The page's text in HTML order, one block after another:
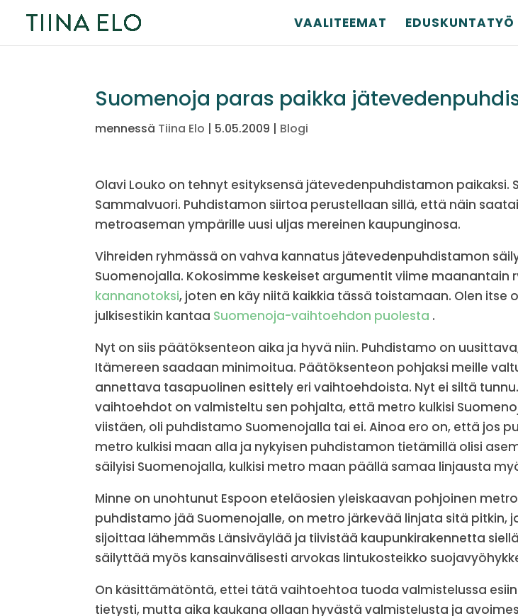
VAALITEEMAT EDUSKUNTATYÖ
Suomenoja paras paikka
mennessä Tiina Elo | 5.05.2009 | Blogi
Olavi Louko on tehnyt esityksensä jätevedenpuhdistamon paikaksi.
Sammalvuori. Puhdistamon siirtoa perustellaan sillä, että näin
metroaseman ympärille uusi uljas mereinen kaupunginosa.
Vihreiden ryhmässä on vahva kannatus jätevedenpuhdistamon
Suomenojalla. Kokosimme keskeiset argumentit viime maanantain
kannanotoksi, joten en käy niitä kaikkia tässä toistamaan. Olen itse
julkisestikin kantaa Suomenoja-vaihtoehdon puolesta .
Nyt on siis päätöksenteon aika ja hyvä niin. Puhdistamo on
Itämereen saadaan minimoitua. Päätöksenteon pohjaksi meille
annettava tasapuolinen esittely eri vaihtoehdoista. Nyt ei siltä
vaihtoehdot on valmisteltu sen pohjalta, että metro kulkisi
viistäen, oli puhdistamo Suomenojalla tai ei. Ainoa ero on, että jos
metro kulkisi maan alla ja nykyisen puhdistamon tietämillä olisi
säilyisi Suomenojalla, kulkisi metro maan päällä samaa linjausta
Minne on unohtunut Espoon eteläosien yleiskaavan pohjoinen
puhdistamo jää Suomenojalle, on metro järkevää linjata sitä pitkin,
sijoittaa lähemmäs Länsiväylää ja tiivistää kaupunkirakennetta
säilyttää myös kansainvälisesti arvokas lintukosteikko
On käsittämätöntä, ettei tätä vaihtoehtoa tuoda valmistelussa
tietysti, mutta aika kaukana ollaan hyvästä valmistelusta ja